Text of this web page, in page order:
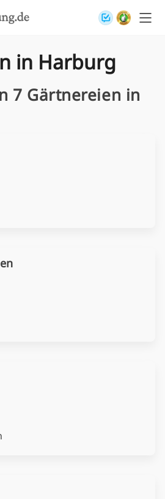
in Harburg
7 Gärtnereien in